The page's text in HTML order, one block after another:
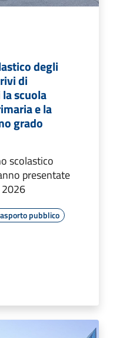
degli
di
scuola
e la
grado
scolastico
presentate
pubblico